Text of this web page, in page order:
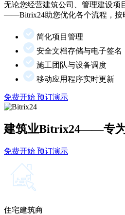
无论您经营建筑公司、管理建设项
——Bitrix24助您优化各个流程，按
简化项目管理
安全文档存储与电子签名
施工团队与设备调度
移动应用程序实时更新
免费开始 预订演示
建筑业Bitrix24——专为
免费开始 预订演示
住宅建筑商